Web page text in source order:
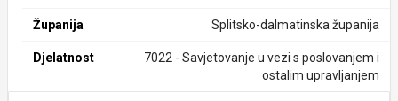
Županija Splitsko-dalmatinska županija
Djelatnost
7022 - Savjetovanje u vezi s poslovanjem i
ostalim upravljanjem